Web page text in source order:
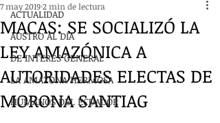
ACTUALIDAD
AUSTRO AL DÍA
DE INTERÉS GENERAL
LA AMAZONA HERMOSA
HUMANOS DEL ECUADOR
MACAS: SE SOCIALIZÓ LA
LEY AMAZÓNICA A
AUTORIDADES ELECTAS DE
MORONA SANTIAG
7 may 20192 min de lectura